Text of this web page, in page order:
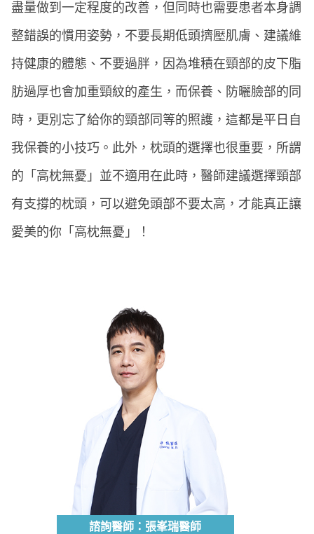
盡量做到一定程度的改善，但同時也需要患者本身調
整錯誤的慣用姿勢，不要長期低頭擠壓肌膚、建議維
持健康的體態、不要過胖，因為堆積在頸部的皮下脂
肪過厚也會加重頸紋的產生，而保養、防曬臉部的同
時，更別忘了給你的頸部同等的照護，這都是平日自
我保養的小技巧。此外，枕頭的選擇也很重要，所謂
的「高枕無憂」並不適用在此時，醫師建議選擇頸部
有支撐的枕頭，可以避免頭部不要太高，才能真正讓
愛美的你「高枕無憂」！
諮詢醫師：張峯瑞醫師